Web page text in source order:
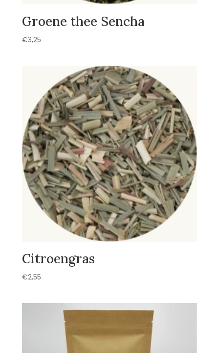
Groene thee Sencha
€3,25
Citroengras
€2,55